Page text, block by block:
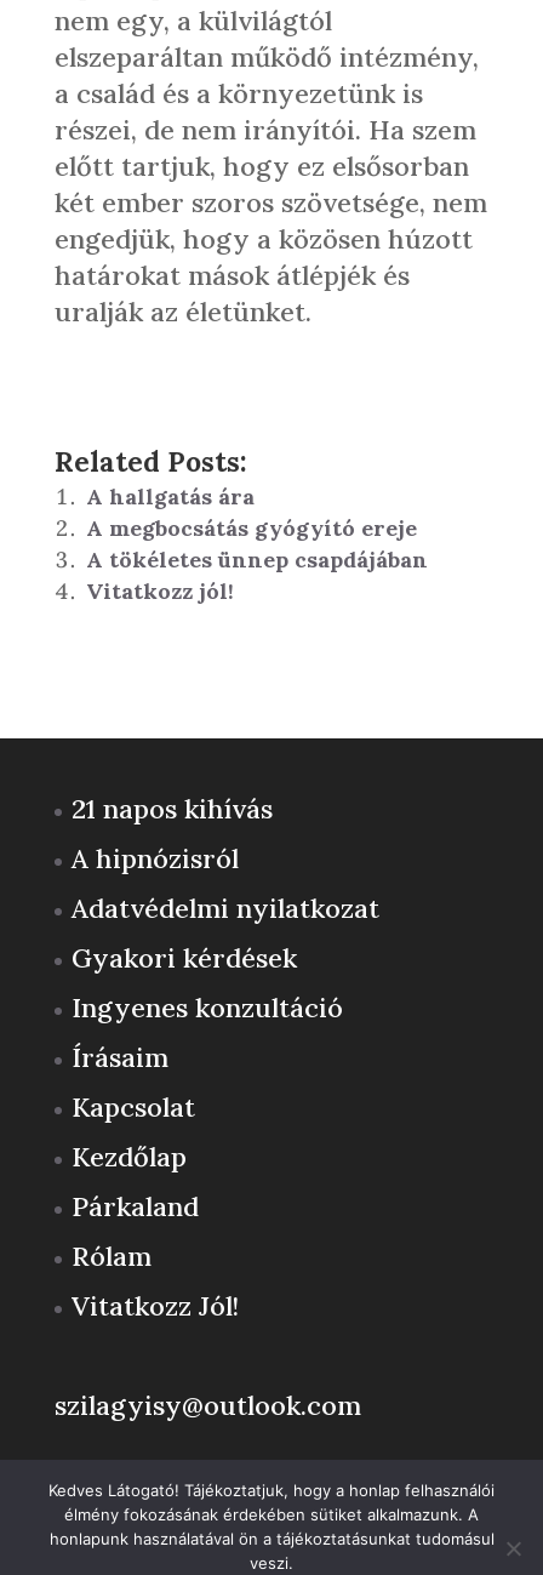
nem egy, a külvilágtól
elszeparáltan működő intézmény,
a család és a környezetünk is
részei, de nem irányítói. Ha szem
előtt tartjuk, hogy ez elsősorban
két ember szoros szövetsége, nem
engedjük, hogy a közösen húzott
határokat mások átlépjék és
uralják az életünket.
Related Posts:
A hallgatás ára
A megbocsátás gyógyító ereje
A tökéletes ünnep csapdájában
Vitatkozz jól!
21 napos kihívás
A hipnózisról
Adatvédelmi nyilatkozat
Gyakori kérdések
Ingyenes konzultáció
Írásaim
Kapcsolat
Kezdőlap
Párkaland
Rólam
Vitatkozz Jól!
szilagyisy@outlook.com
Adatkezelési tájékoztató
A weboldalon a minőségi felhasználói élmény érdekében sütiket
használunk.
Részletek
Kedves Látogató! Tájékoztatjuk, hogy a honlap felhasználói
élmény fokozásának érdekében sütiket alkalmazunk. A
honlapunk használatával ön a tájékoztatásunkat tudomásul
veszi.